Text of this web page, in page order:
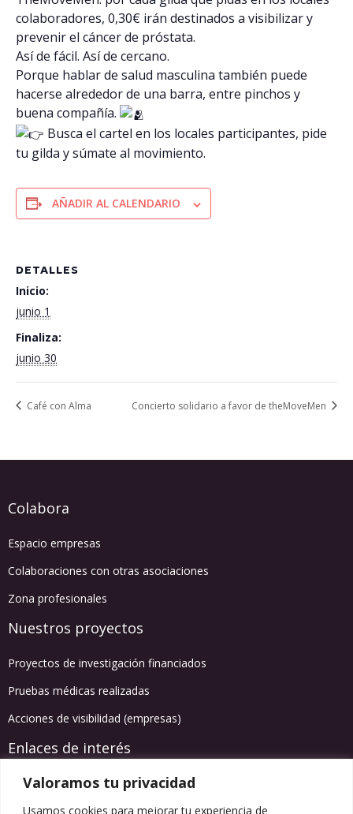
Valoramos tu privacidad
Usamos cookies para mejorar tu experiencia de
colaboradores, 0,30€ irán destinados a visibilizar y
prevenir el cáncer de próstata.
Así de fácil. Así de cercano.
Porque hablar de salud masculina también puede
hacerse alrededor de una barra, entre pinchos y
buena compañía.
Busca el cartel en los locales participantes, pide
tu gilda y súmate al movimiento.
AÑADIR AL CALENDARIO
DETALLES
Inicio:
junio 1
Finaliza:
junio 30
Café con Alma Concierto solidario a favor de theMoveMen
Colabora
Espacio empresas
Colaboraciones con otras asociaciones
Zona profesionales
Nuestros proyectos
Proyectos de investigación financiados
Pruebas médicas realizadas
Acciones de visibilidad (empresas)
Enlaces de interés
Agenda de actividades
Información salud